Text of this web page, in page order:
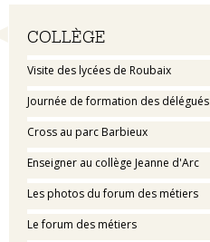
Navigation
COLLÈGE
Visite des lycées de Roubaix
Journée de formation des délégués
Cross au parc Barbieux
Enseigner au collège Jeanne d'Arc
Les photos du forum des métiers
Le forum des métiers